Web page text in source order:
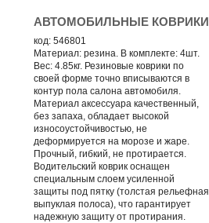
АВТОМОБИЛЬНЫЕ КОВРИКИ
код: 546801
Материал: резина. В комплекте: 4шт.
Вес: 4.85кг. Резиновые коврики по
своей форме точно вписываются в
контур пола салона автомобиля.
Материал аксессуара качественный,
без запаха, обладает высокой
износоустойчивостью, не
деформируется на морозе и жаре.
Прочный, гибкий, не протирается.
Водительский коврик оснащен
специальным слоем усиленной
защиты под пятку (толстая рельефная
выпуклая полоса), что гарантирует
надежную защиту от протирания.